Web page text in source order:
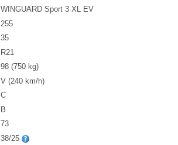
WINGUARD Sport 3 XL EV
255
35
R21
98 (750 kg)
V (240 km/h)
C
B
73
38/25